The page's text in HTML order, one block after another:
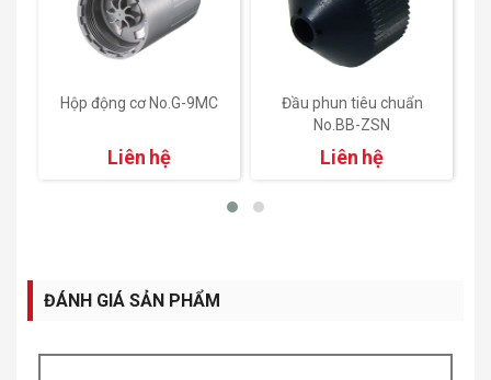
Đầu phun tiêu chuẩn
Liên hệ
Đầu cắm có ống
Urethane NO.G-9UTP
Liên hệ
ĐÁNH GIÁ SẢN PHẨM